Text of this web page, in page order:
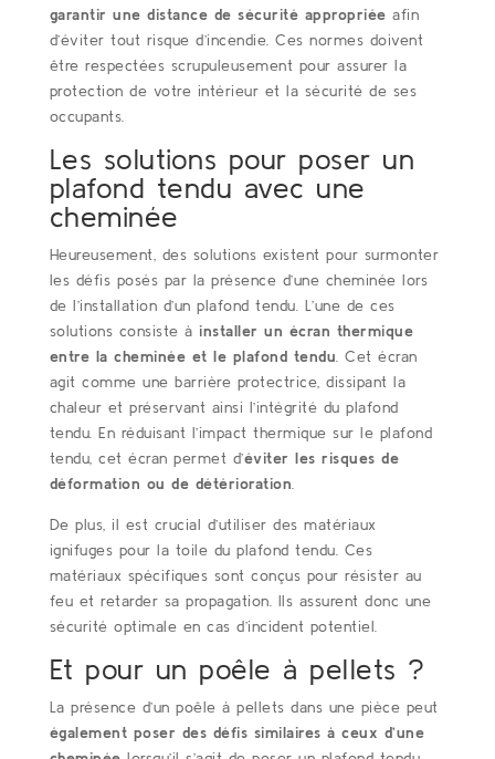
garantir une distance de sécurité appropriée afin
d’éviter tout risque d’incendie. Ces normes doivent
être respectées scrupuleusement pour assurer la
protection de votre intérieur et la sécurité de ses
occupants.
Les solutions pour poser un
plafond tendu avec une
cheminée
Heureusement, des solutions existent pour surmonter
les défis posés par la présence d’une cheminée lors
de l’installation d’un plafond tendu. L’une de ces
solutions consiste àinstaller un écran thermique
entre la cheminée et le plafond tendu . Cet écran
agit comme une barrière protectrice, dissipant la
chaleur et préservant ainsi l’intégrité du plafond
tendu. En réduisant l’impact thermique sur le plafond
tendu, cet écran permet d’éviter les risques de
déformation ou de détérioration
De plus, il est crucial d’utiliser des matériaux
ignifuges pour la toile du plafond tendu. Ces
matériaux spécifiques sont conçus pour résister au
feu et retarder sa propagation. Ils assurent donc une
sécurité optimale en cas d’incident potentiel.
Et pour un poêle à pellets ?
La présence d’un poêle à pellets dans une pièce peut
également poser des défis similaires à ceux d’une